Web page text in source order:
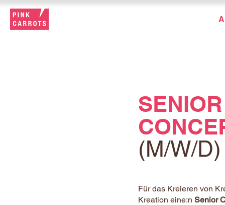
(M/W/D)
Für das Kreieren von
Kreation eine:n Senior